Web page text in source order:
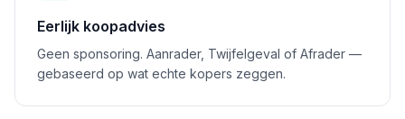
Eerlijk koopadvies
Geen sponsoring. Aanrader, Twijfelgeval of Afrader —
gebaseerd op wat echte kopers zeggen.